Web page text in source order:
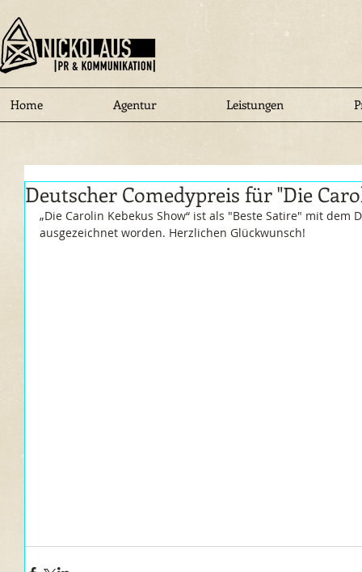
Home Agentur Leistungen
Deutscher Comedypreis für "Die
„Die Carolin Kebekus Show“ ist als "Beste Satire" mit dem
ausgezeichnet worden. Herzlichen Glückwunsch!